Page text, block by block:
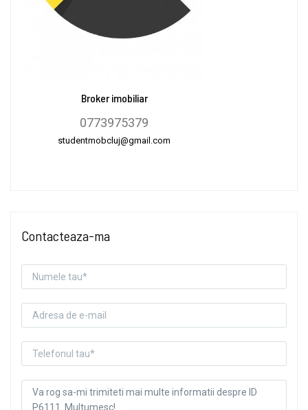
Broker imobiliar
0773975379
studentmobcluj@gmail.com
Contacteaza-ma